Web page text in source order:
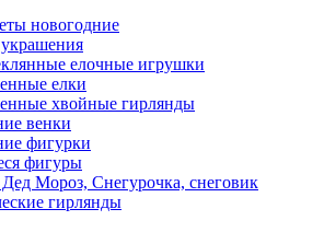
новогодние
елочные игрушки
елки
хвойные гирлянды
венки
фигурки
фигуры
Мороз, Снегурочка, снеговик
гирлянды